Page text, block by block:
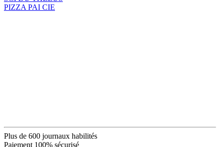
PIZZA PAI CIE
Plus de 600 journaux habilités
Paiement 100% sécurisé